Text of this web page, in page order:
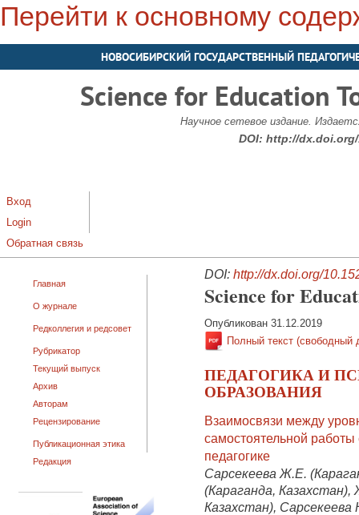
Перейти к основному
НОВОСИБИРСКИЙ ГОСУДАРСТВЕННЫЙ
Science for Education
Научное сетевое издание.
DOI: http://dx.doi.org/
Вход
Login
Обратная связь
Главная
О журнале
Редколлегия и редсовет
Рубрикатор
Текущий выпуск
Архив
Авторам
Рецензирование
Публикационная этика
Редакция
DOI: http://dx.doi.org/
Science for
Опубликован 31.12.2019
Полный текст (свободный
ПЕДАГОГИКА И
ОБРАЗОВАНИЯ
Взаимосвязи между
самостоятельной
педагогике
Сарсекеева Ж.Е.
(Караганда,
Казахстан), Сарсекеева